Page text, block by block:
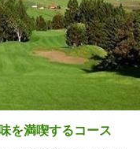
を満喫するコース